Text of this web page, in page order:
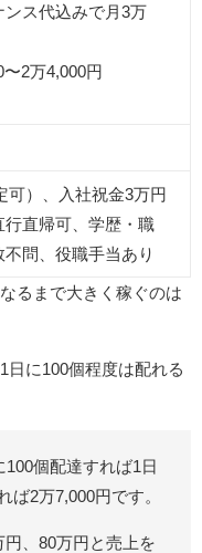
ンス代込みで月3万
2万4,000円
可）、入社祝金3万円
直帰可、学歴・職
問、役職手当あり
るまで大きく稼ぐのは
日に100個程度は配れる
個配達すれば1日
ば2万7,000円です。
、80万円と売上を